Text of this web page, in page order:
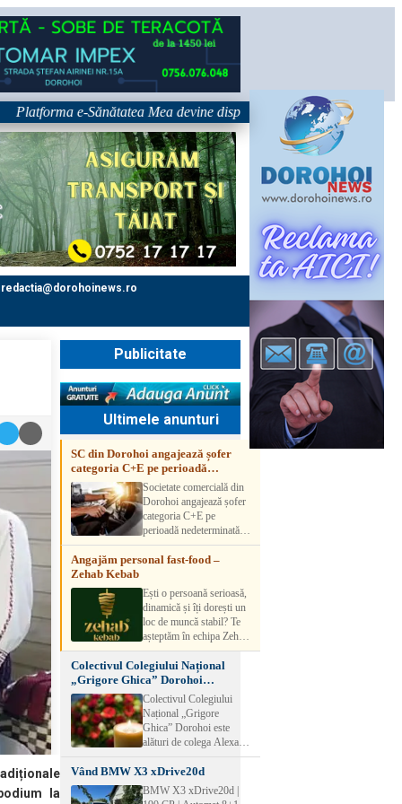
e-Sănătatea Mea devine disponibilă pe 1 septembrie:
redactia@dorohoinews.ro
la
Publicitate
Ultimele anunturi
SC din Dorohoi angajează șofer
categoria C+E pe perioadă
nedeterminatăSocietate comercială din
Dorohoi angajează șofer
categoria C+E pe
perioadă nedeterminată.
Candidatul trebuie să
aibă experiență și atestat
detalii, vă rog să sunați la
numărul de telefon.
Angajăm personal fast-food –
Zehab Kebab
Ești o persoană serioasă,
dinamică și îți dorești un
loc de muncă stabil? Te
așteptăm în echipa Zehab
Kebab! Posturi
disponibile: -
SHAORMAR AJUTOR
BUCATAR 2/posturi -
LUCRATOR
COMERCIAL
VANZATOR /2 posturi
muncă Program flexibil
Salariu motivant, în
funcție de experienț
Colectivul Colegiului Național
„Grigore Ghica” Dorohoi
transmite sincere condoleanțe
Colectivul Colegiului
Național „Grigore
Ghica” Dorohoi este
alături de colega Alexa
Lăcrămioara la trecerea în
neființă a soțului și
transmite sincere
condoleanțe familiei.
Vând BMW X3 xDrive20d
BMW X3 xDrive20d |